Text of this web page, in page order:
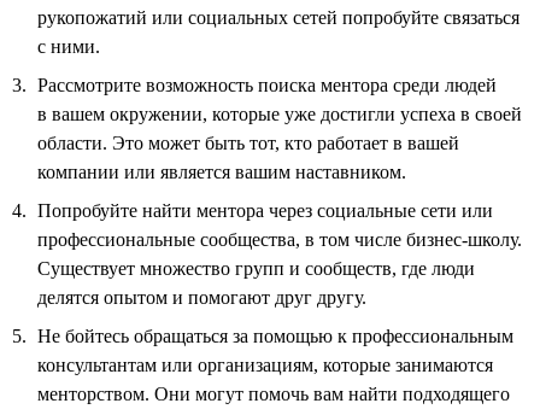
рукопожатий или социальных сетей попробуйте связаться
с ними.
Рассмотрите возможность поиска ментора среди людей
в вашем окружении, которые уже достигли успеха в своей
области. Это может быть тот, кто работает в вашей
компании или является вашим наставником.
Попробуйте найти ментора через социальные сети или
профессиональные сообщества, в том числе бизнес-школу.
Существует множество групп и сообществ, где люди
делятся опытом и помогают друг другу.
Не бойтесь обращаться за помощью к профессиональным
консультантам или организациям, которые занимаются
менторством. Они могут помочь вам найти подходящего